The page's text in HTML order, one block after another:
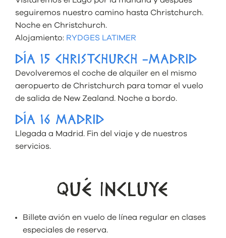
seguiremos nuestro camino hasta Christchurch.
Noche en Christchurch.
Alojamiento: RYDGES LATIMER
DÍA 15 CHRISTCHURCH -MADRID
Devolveremos el coche de alquiler en el mismo
aeropuerto de Christchurch para tomar el vuelo
de salida de New Zealand. Noche a bordo.
DÍA 16 MADRID
Llegada a Madrid. Fin del viaje y de nuestros
servicios.
QUÉ INCLUYE
Billete avión en vuelo de línea regular en clases
especiales de reserva.